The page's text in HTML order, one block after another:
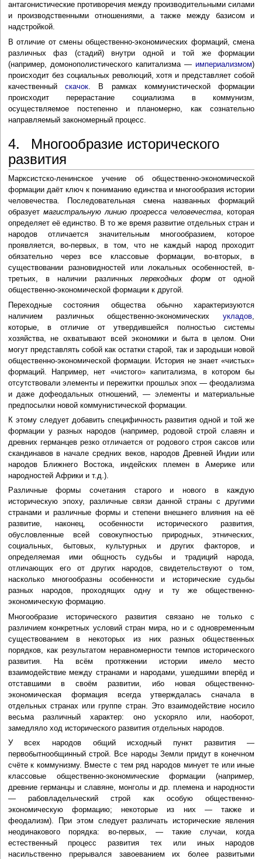
антагонистические противоречия между производительными силами
и производственными отношениями, а также между базисом и
надстройкой.
В отличие от смены общественно-экономических формаций, смена
различных фаз (стадий) внутри одной и той же формации
(например, домонополистического капитализма —империализмом)
происходит без социальных революций, хотя и представляет собой
качественныйскачок . В рамках коммунистической формации
происходит перерастание социализма в коммунизм,
осуществляемое постепенно и планомерно, как сознательно
направляемый закономерный процесс.
4. Многообразие исторического
развития
Марксистско-ленинское учение об общественно-экономической
формации даёт ключ к пониманию единства и многообразия истории
человечества. Последовательная смена названных формаций
образует магистральную линию прогресса человечества, которая
определяет её единство. В то же время развитие отдельных стран и
народов отличается значительным многообразием, которое
проявляется, во-первых, в том, что не каждый народ проходит
обязательно через все классовые формации, во-вторых, в
существовании разновидностей или локальных особенностей, в-
третьих, в наличии различныхпереходных формот одной
общественно-экономической формации к другой.
Переходные состояния общества обычно характеризуются
наличием различных общественно-экономическихукладов
которые, в отличие от утвердившейся полностью системы
хозяйства, не охватывают всей экономики и быта в целом. Они
могут представлять собой как остатки старой, так и зародыши новой
общественно-экономической формации. История не знает «чистых»
формаций. Например, нет «чистого» капитализма, в котором бы
отсутствовали элементы и пережитки прошлых эпох — феодализма
и даже дофеодальных отношений, — элементы и материальные
предпосылки новой коммунистической формации.
К этому следует добавить специфичность развития одной и той же
формации у разных народов (например, родовой строй славян и
древних германцев резко отличается от родового строя саксов или
скандинавов в начале средних веков, народов Древней Индии или
народов Ближнего Востока, индейских племен в Америке или
народностей Африки и т.д.).
Различные формы сочетания старого и нового в каждую
историческую эпоху, различные связи данной страны с другими
странами и различные формы и степени внешнего влияния на её
развитие, наконец, особенности исторического развития,
обусловленные всей совокупностью природных, этнических,
социальных, бытовых, культурных и других факторов, и
определяемая ими общность судьбы и традиций народа,
отличающих его от других народов, свидетельствуют о том,
насколько многообразны особенности и исторические судьбы
разных народов, проходящих одну и ту же общественно-
экономическую формацию.
Многообразие исторического развития связано не только с
различием конкретных условий стран мира, но и с одновременным
существованием в некоторых из них разных общественных
порядков, как результатом неравномерности темпов исторического
развития. На всём протяжении истории имело место
взаимодействие между странами и народами, ушедшими вперёд и
отставшими в своём развитии, ибо новая общественно-
экономическая формация всегда утверждалась сначала в
отдельных странах или группе стран. Это взаимодействие носило
весьма различный характер: оно ускоряло или, наоборот,
замедляло ход исторического развития отдельных народов.
У всех народов общий исходный пункт развития —
первобытнообщинный строй. Все народы Земли придут в конечном
счёте к коммунизму. Вместе с тем ряд народов минует те или иные
классовые общественно-экономические формации (например,
древние германцы и славяне, монголы и др. племена и народности
— рабовладельческий строй как особую общественно-
экономическую формацию; некоторые из них — также и
феодализм). При этом следует различать исторические явления
неодинакового порядка: во-первых, — такие случаи, когда
естественный процесс развития тех или иных народов
насильственно прерывался завоеванием их более развитыми